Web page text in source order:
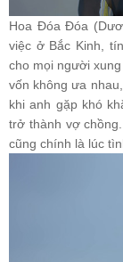
Hoa Đóa Đóa
việc ở Bắc Kinh,
cho mọi người
vốn không ưa
khi anh gặp khó
trở thành vợ
cũng chính là lúc